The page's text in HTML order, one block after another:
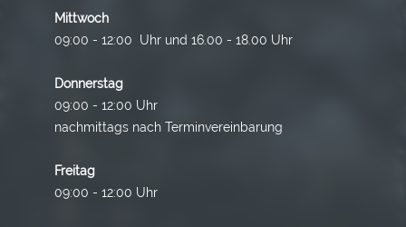
Mittwoch
09:00 - 12:00 Uhr und 16.00 - 18.00 Uhr
Donnerstag
09:00 - 12:00 Uhr
nachmittags nach Terminvereinbarung
Freitag
09:00 - 12:00 Uhr